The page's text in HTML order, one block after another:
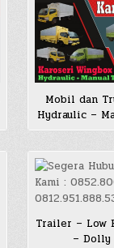
Mobil dan
Hydraulic –
Trailer – Low
–